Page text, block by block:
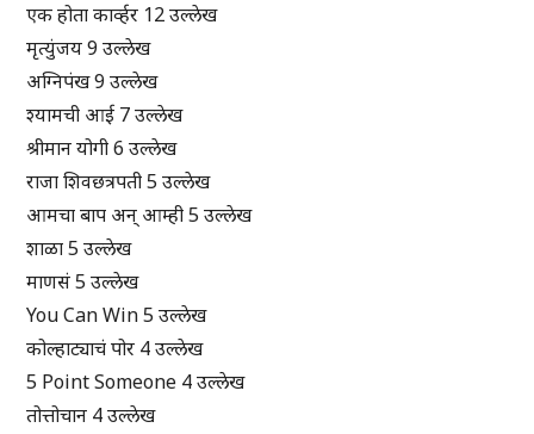
एक होता कार्व्हर 12 उल्लेख
मृत्युंजय 9 उल्लेख
अग्निपंख 9 उल्लेख
श्यामची आई 7 उल्लेख
श्रीमान योगी 6 उल्लेख
राजा शिवछत्रपती 5 उल्लेख
आमचा बाप अन् आम्ही 5 उल्लेख
शाळा 5 उल्लेख
माणसं 5 उल्लेख
You Can Win 5 उल्लेख
कोल्हाट्याचं पोर 4 उल्लेख
5 Point Someone 4 उल्लेख
तोत्तोचान 4 उल्लेख